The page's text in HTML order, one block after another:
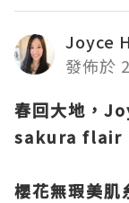
Joyce
發佈於
春回大地，
sakura flair
櫻花無瑕美肌